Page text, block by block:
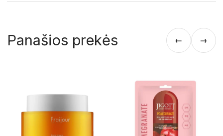
Panašios prekės ← →